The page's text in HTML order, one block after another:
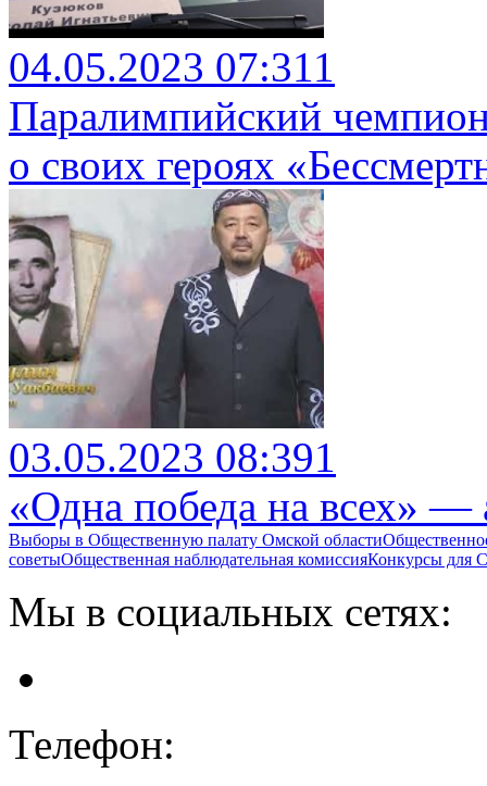
04.05.2023 07:311
Паралимпийский
о своих героях
03.05.2023 08:391
«Одна победа на всех»
Выборы в Общественную палату Омской области
советыОбщественная наблюдательная комиссияКонкурсы
Мы в социальных сетях:
Телефон: